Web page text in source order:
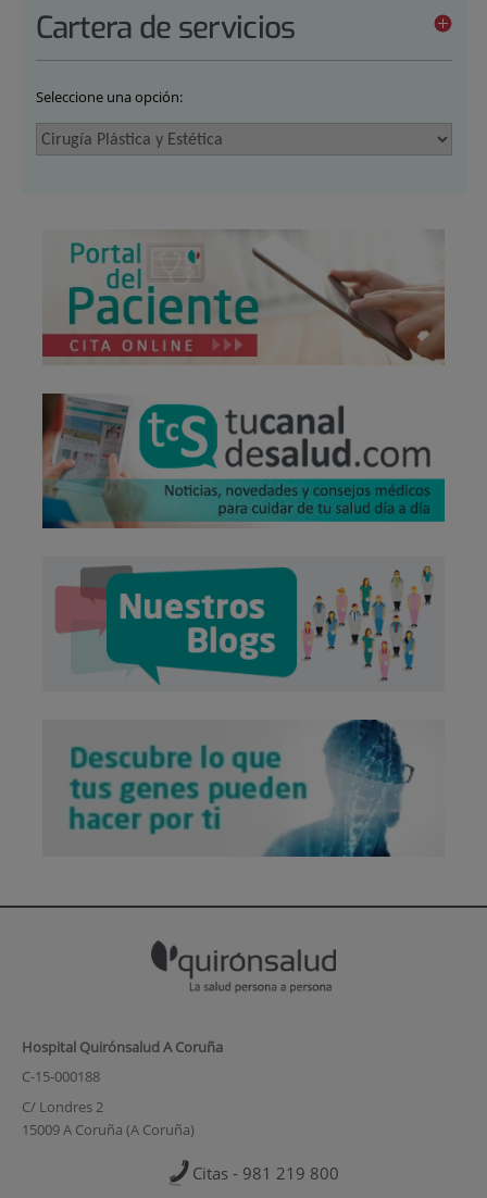
Cartera de servicios
Seleccione una opción:
Hospital Quirónsalud A Coruña
C-15-000188
C/ Londres 2
15009 A Coruña (A Coruña)
Citas - 981 219 800